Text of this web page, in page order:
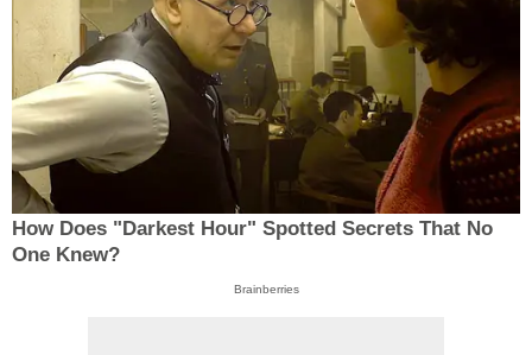
How Does "Darkest Hour" Spotted Secrets That No
One Knew?
Brainberries